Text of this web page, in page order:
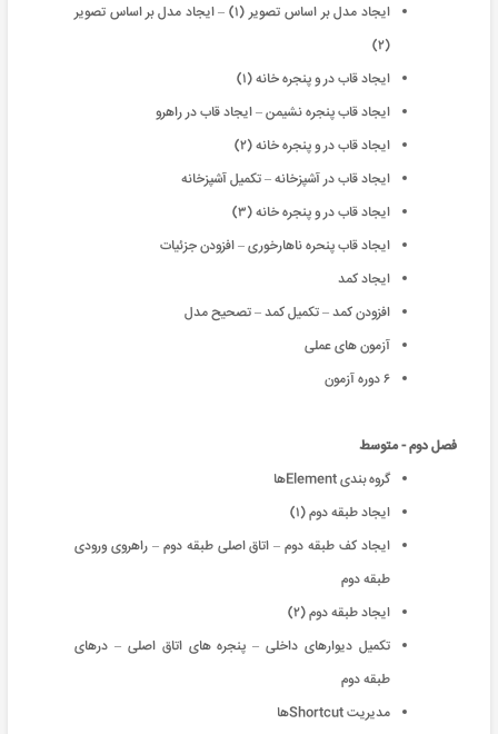
ایجاد مدل بر اساس تصویر (۱) – ایجاد مدل بر اساس تصویر
(۲)
ایجاد قاب در و پنجره خانه (۱)
ایجاد قاب پنجره نشیمن – ایجاد قاب در راهرو
ایجاد قاب در و پنجره خانه (۲)
ایجاد قاب در آشپزخانه – تکمیل آشپزخانه
ایجاد قاب در و پنجره خانه (۳)
ایجاد قاب پنحره ناهارخوری – افزودن جزئیات
ایجاد کمد
افزودن کمد – تکمیل کمد – تصحیح مدل
آزمون های عملی
۶ دوره آزمون
فصل دوم - متوسط
گروه بندی Elementها
ایجاد طبقه دوم (۱)
ایجاد کف طبقه دوم – اتاق اصلی طبقه دوم – راهروی ورودی
طبقه دوم
ایجاد طبقه دوم (۲)
تکمیل دیوارهای داخلی – پنجره های اتاق اصلی – درهای
طبقه دوم
مدیریت Shortcutها